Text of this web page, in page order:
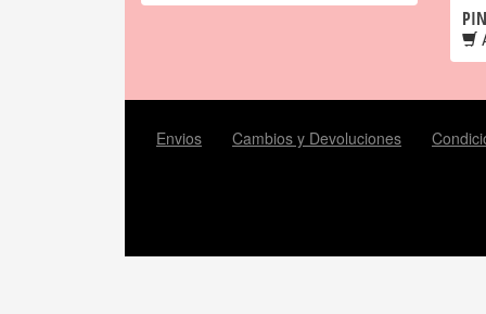
Envios Cambios y Devoluciones